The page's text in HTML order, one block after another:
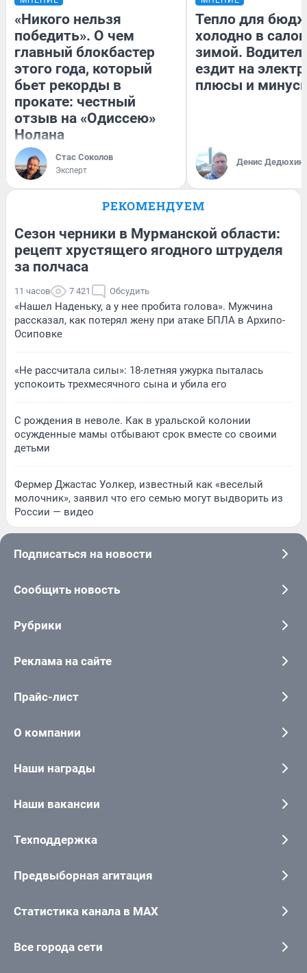
«Никого нельзя
победить». О чем
главный блокбастер
этого года, который
бьет рекорды в
прокате: честный
отзыв на «Одиссею»
Нолана
Стас Соколов
Эксперт
Тепло для
холодно в
зимой.
ездит на
плюсы и
Денис Дедюхин
РЕКОМЕНДУЕМ
Сезон черники в Мурманской области:
рецепт хрустящего ягодного штруделя
за полчаса
11 часов 7 421 Обсудить
«Нашел Наденьку, а у нее пробита голова». Мужчина
рассказал, как потерял жену при атаке БПЛА в Архипо-
Осиповке
«Не рассчитала силы»: 18-летняя ужурка пыталась
успокоить трехмесячного сына и убила его
С рождения в неволе. Как в уральской колонии
осужденные мамы отбывают срок вместе со своими
детьми
Фермер Джастас Уолкер, известный как «веселый
молочник», заявил что его семью могут выдворить из
России — видео
Подписаться на новости
Сообщить новость
Рубрики
Реклама на сайте
Прайс-лист
О компании
Наши награды
Наши вакансии
Техподдержка
Предвыборная агитация
Статистика канала в MAX
Все города сети